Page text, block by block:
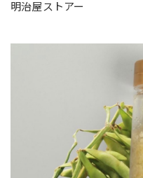
明治屋ストアー